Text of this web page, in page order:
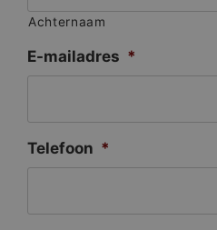
Achternaam
E-mailadres *
Telefoon *